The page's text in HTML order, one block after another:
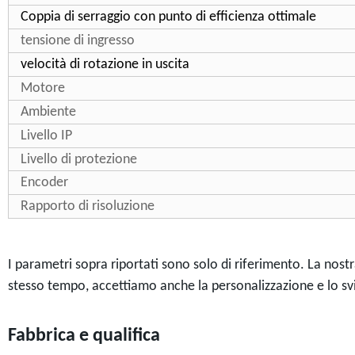
Coppia di serraggio con punto di efficienza ottimale
tensione di ingresso
velocità di rotazione in uscita
Motore
Ambiente
Livello IP
Livello di protezione
Encoder
Rapporto di risoluzione
I parametri sopra riportati sono solo di riferimento. La
stesso tempo, accettiamo anche la personalizzazione e lo
Fabbrica e qualifica